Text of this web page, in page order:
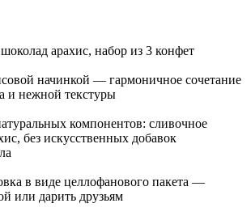
арахис, набор из 3 конфет
начинкой — гармоничное сочетание
и нежной текстуры
компонентов: сливочное
без искусственных добавок
в виде целлофанового пакета —
или дарить друзьям